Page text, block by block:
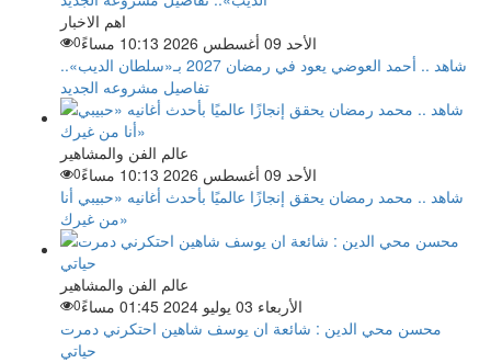
اهم الاخبار
الأحد 09 أغسطس 2026 10:13 مساءً
0
شاهد .. أحمد العوضي يعود في رمضان 2027 بـ«سلطان الديب»..
تفاصيل مشروعه الجديد
عالم الفن والمشاهير
الأحد 09 أغسطس 2026 10:13 مساءً
0
شاهد .. محمد رمضان يحقق إنجازًا عالميًا بأحدث أغانيه «حبيبي أنا
من غيرك»
عالم الفن والمشاهير
الأربعاء 03 يوليو 2024 01:45 مساءً
0
محسن محي الدين : شائعة ان يوسف شاهين احتكرني دمرت
حياتي